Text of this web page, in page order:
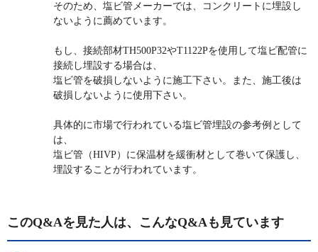
そのため、塩ビ管メーカーでは、コンクリートに埋設し
ないように薦めています。
もし、接続部材TH500P32やT1122Pを使用して塩ビ配管に
接続し埋設する場合は、
塩ビ管を破損しないように施工下さい。また、施工後は
破損しないように使用下さい。
具体的に市場で行われている塩ビ管埋設の参考例として
は、
塩ビ管（HIVP）に保温材を緩衝材として巻いて保護し、
埋設することが行われています。
このQ&Aを見た人は、こんなQ&Aも見ています